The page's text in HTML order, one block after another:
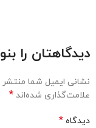
دیدگاهتان را
نشانی ایمیل شما
علامت‌گذاری شده‌اند *
دیدگاه *